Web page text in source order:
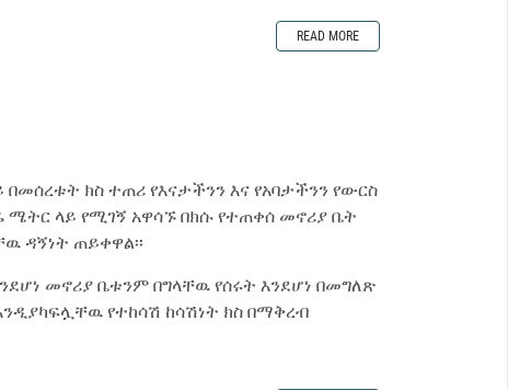
READ MORE
ክስ ተጠሪ የእናታችንን እና የአባታችንን የውርስ
ላይ የሚገኝ አዋሳኙ በክሱ የተጠቀሰ መኖሪያ ቤት
ዳኝነት ጠይቀዋል፡፡
መኖሪያ ቤቱንም በግላቸዉ የሰሩት እንደሆነ በመግለጽ
የተከሳሽ ከሳሽነት ክስ በማቅረብ